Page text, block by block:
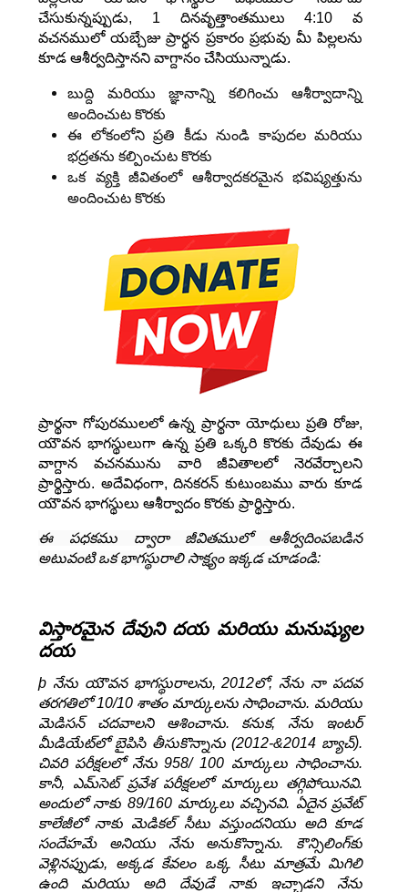
చేసుకున్నప్పుడు, 1 దినవృత్తాంతములు 4:10 వ
వచనములో యబ్చేజు ప్రార్థన ప్రకారం ప్రభువు మీ పిల్లలను
కూడ ఆశీర్వదిస్తానని వాగ్దానం చేసియున్నాడు.
బుద్ది మరియు జ్ఞానాన్ని కలిగించు ఆశీర్వాదాన్ని
అందించుట కొరకు
ఈ లోకంలోని ప్రతి కీడు నుండి కాపుదల మరియు
భద్రతను కల్పించుట కొరకు
ఒక వ్యక్తి జీవితంలో ఆశీర్వాదకరమైన భవిష్యత్తును
అందించుట కొరకు
ప్రార్థనా గోపురములలో ఉన్న ప్రార్థనా యోధులు ప్రతి రోజు,
యౌవన భాగస్థులుగా ఉన్న ప్రతి ఒక్కరి కొరకు దేవుడు ఈ
వాగ్దాన వచనమును వారి జీవితాలలో నెరవేర్చాలని
ప్రార్థిస్తారు. అదేవిధంగా, దినకరన్ కుటుంబము వారు కూడ
యౌవన భాగస్థులు ఆశీర్వాదం కొరకు ప్రార్థిస్తారు.
ఈ పధకము ద్వారా జీవితములో ఆశీర్వదింపబడిన
అటువంటి ఒక భాగస్థురాలి సాక్ష్యం ఇక్కడ చూడండి:
విస్తారమైన దేవుని దయ మరియు మనుష్యుల
దయ
þ నేను యౌవన భాగస్థురాలను, 2012లో, నేను నా పదవ
తరగతిలో 10/10 శాతం మార్కులను సాధించాను. మరియు
మెడిసన్ చదవాలని ఆశించాను. కనుక, నేను ఇంటర్
మీడియేట్‌లో బైపిసి తీసుకొన్నాను (2012-&2014 బ్యాచ్).
చివరి పరీక్షలలో నేను 958/ 100 మార్కులు సాధించాను.
కానీ, ఎమ్‌సెట్ ప్రవేశ పరీక్షలలో మార్కులు తగ్గిపోయినవి.
అందులో నాకు 89/160 మార్కులు వచ్చినవి. ఏదైన ప్రవేట్
కాలేజీలో నాకు మెడికల్ సీటు వస్తుందనియు అది కూడ
సందేహమే అనియు నేను అనుకొన్నాను. కౌన్సిలింగ్‌కు
వెళ్లినప్పుడు, అక్కడ కేవలం ఒక్క సీటు మాత్రమే మిగిలి
ఉంది మరియు అది దేవుడే నాకు ఇచ్చాడని నేను